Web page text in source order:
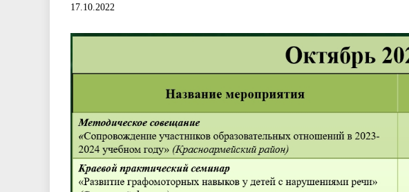
17.10.2022